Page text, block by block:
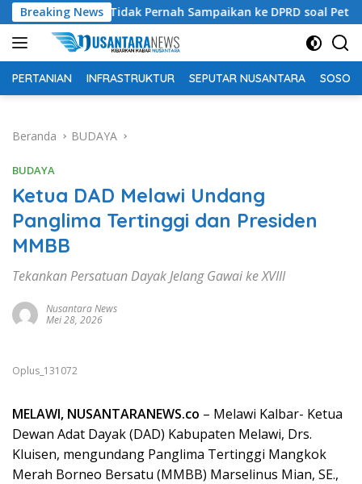
Langsung
ke
konten
Breaking News
Tidak Pernah Sampaikan ke DPRD soal Peternakan Sapi
PERTANIAN INFRASTRUKTUR SEPUTAR NUSANTARA SOSOK
Beranda BUDAYA
BUDAYA
Ketua DAD Melawi Undang
Panglima Tertinggi dan Presiden
MMBB
Tekankan Persatuan Dayak Jelang Gawai ke XVIII
Nusantara News
Mei 28, 2026
Oplus_131072
MELAWI, NUSANTARANEWS.co – Melawi Kalbar- Ketua
Dewan Adat Dayak (DAD) Kabupaten Melawi, Drs.
Kluisen, mengundang Panglima Tertinggi Mangkok
Merah Borneo Bersatu (MMBB) Marselinus Mian, SE.,